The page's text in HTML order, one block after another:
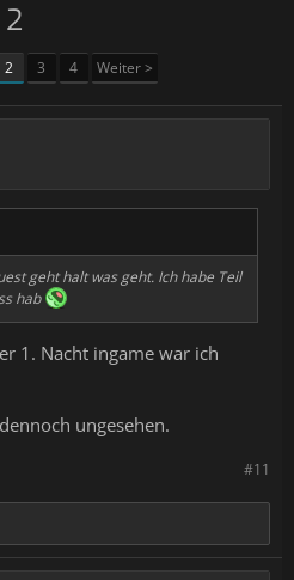
2
2 3 4 Weiter >
geht halt was geht. Ich habe Teil
hab
1. Nacht ingame war ich
ungesehen.
#11